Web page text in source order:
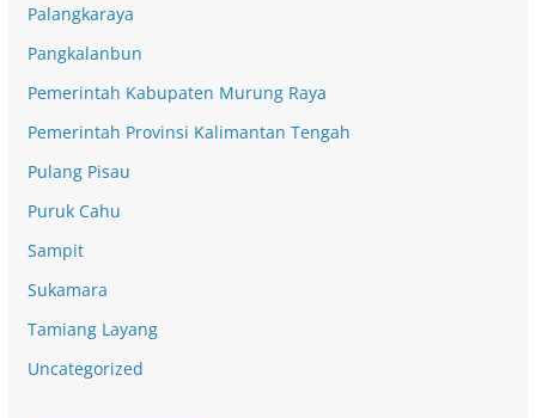
Palangkaraya
Pangkalanbun
Pemerintah Kabupaten Murung Raya
Pemerintah Provinsi Kalimantan Tengah
Pulang Pisau
Puruk Cahu
Sampit
Sukamara
Tamiang Layang
Uncategorized